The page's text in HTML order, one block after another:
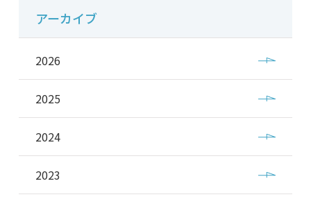
アーカイブ
2026
2025
2024
2023